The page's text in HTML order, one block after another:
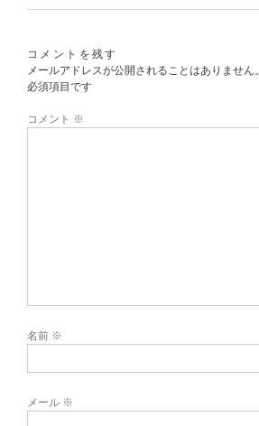
コメントを残す
メールアドレスが公開されることはありません。
必須項目です
コメント ※
名前 ※
メール ※